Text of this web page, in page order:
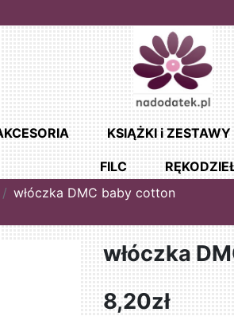
KSIĄŻKI i ZESTAWY
FILC
włóczka DMC baby cotton
włóczka
8,20zł